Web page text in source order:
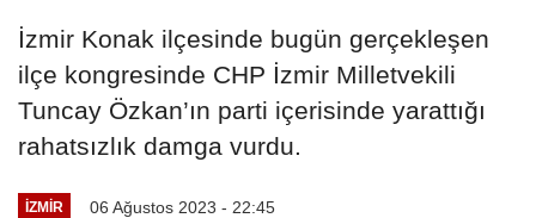
İzmir Konak ilçesinde bugün gerçekleşen
ilçe kongresinde CHP İzmir Milletvekili
Tuncay Özkan’ın parti içerisinde yarattığı
rahatsızlık damga vurdu.
İZMİR 06 Ağustos 2023 - 22:45